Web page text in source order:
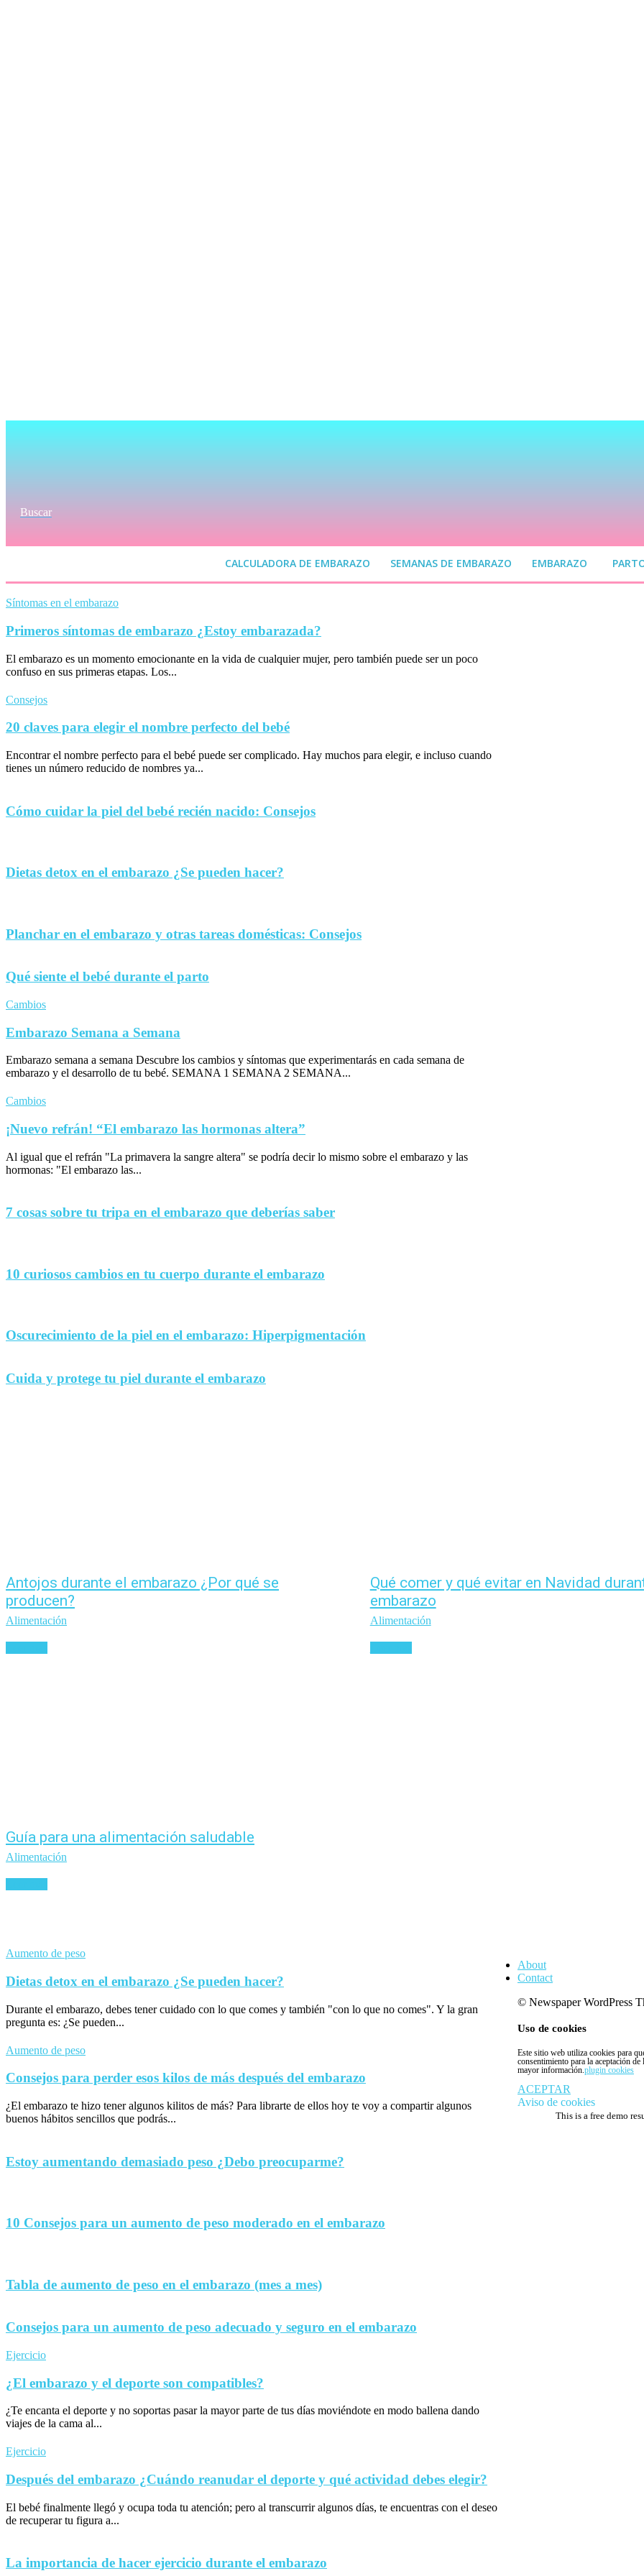
Buscar
CALCULADORA DE EMBARAZO SEMANAS DE EMBARAZO EMBARAZO
Síntomas en el embarazo
Primeros síntomas de embarazo ¿Estoy embarazada?
El embarazo es un momento emocionante en la vida de cualquier mujer, pero también puede ser un poco
confuso en sus primeras etapas. Los...
Consejos
20 claves para elegir el nombre perfecto del bebé
Encontrar el nombre perfecto para el bebé puede ser complicado. Hay muchos para elegir, e incluso cuando
tienes un número reducido de nombres ya...
Cómo cuidar la piel del bebé recién nacido: Consejos
Dietas detox en el embarazo ¿Se pueden hacer?
Planchar en el embarazo y otras tareas domésticas: Consejos
Qué siente el bebé durante el parto
Cambios
Embarazo Semana a Semana
Embarazo semana a semana Descubre los cambios y síntomas que experimentarás en cada semana de
embarazo y el desarrollo de tu bebé. SEMANA 1 SEMANA 2 SEMANA...
Cambios
¡Nuevo refrán! “El embarazo las hormonas altera”
Al igual que el refrán "La primavera la sangre altera" se podría decir lo mismo sobre el embarazo y las
hormonas: "El embarazo las...
7 cosas sobre tu tripa en el embarazo que deberías saber
10 curiosos cambios en tu cuerpo durante el embarazo
Oscurecimiento de la piel en el embarazo: Hiperpigmentación
Cuida y protege tu piel durante el embarazo
Antojos durante el embarazo ¿Por qué se
producen?
Alimentación
Qué comer y qué evitar en Navidad
embarazo
Alimentación
Guía para una alimentación saludable
Alimentación
Aumento de peso
Dietas detox en el embarazo ¿Se pueden hacer?
Durante el embarazo, debes tener cuidado con lo que comes y también "con lo que no comes". Y la gran
pregunta es: ¿Se pueden...
Aumento de peso
Consejos para perder esos kilos de más después del embarazo
¿El embarazo te hizo tener algunos kilitos de más? Para librarte de ellos hoy te voy a compartir algunos
buenos hábitos sencillos que podrás...
Estoy aumentando demasiado peso ¿Debo preocuparme?
10 Consejos para un aumento de peso moderado en el embarazo
Tabla de aumento de peso en el embarazo (mes a mes)
Consejos para un aumento de peso adecuado y seguro en el embarazo
Ejercicio
¿El embarazo y el deporte son compatibles?
¿Te encanta el deporte y no soportas pasar la mayor parte de tus días moviéndote en modo ballena dando
viajes de la cama al...
Ejercicio
Después del embarazo ¿Cuándo reanudar el deporte y qué actividad debes elegir?
El bebé finalmente llegó y ocupa toda tu atención; pero al transcurrir algunos días, te encuentras con el deseo
de recuperar tu figura a...
La importancia de hacer ejercicio durante el embarazo
About
Contact
© Newspaper WordPress
Uso de cookies
Este sitio web utiliza cookies para
consentimiento para la aceptación
mayor información.plugin cookies
ACEPTAR
Aviso de cookies
This is a free demo